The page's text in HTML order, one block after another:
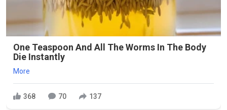
One Teaspoon And All The Worms In The Body
Die Instantly
More
368 70 137